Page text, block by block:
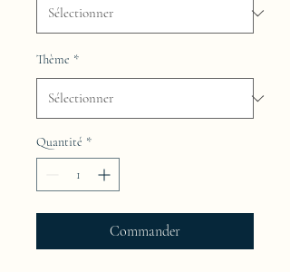
Thème *
Quantité *
Commander